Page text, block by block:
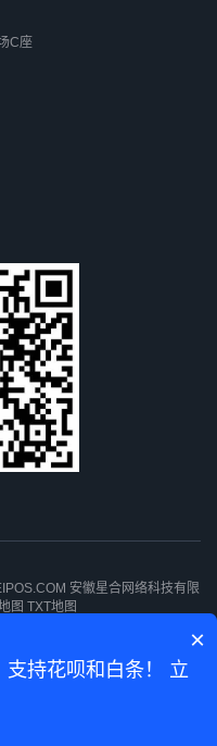
C座
安徽星合网络科技有限
图 TXT地图
×
持花呗和白条！ 立